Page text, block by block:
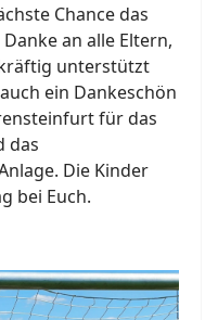
Chance das
an alle Eltern,
unterstützt
ein Dankeschön
für das
das
Die Kinder
bei Euch.